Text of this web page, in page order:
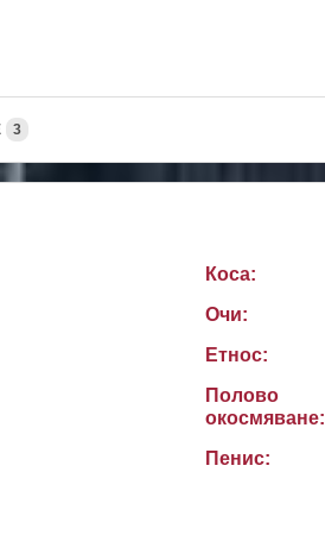
3
Коса:
Очи:
Етнос:
Полово
окосмяване:
Пенис: